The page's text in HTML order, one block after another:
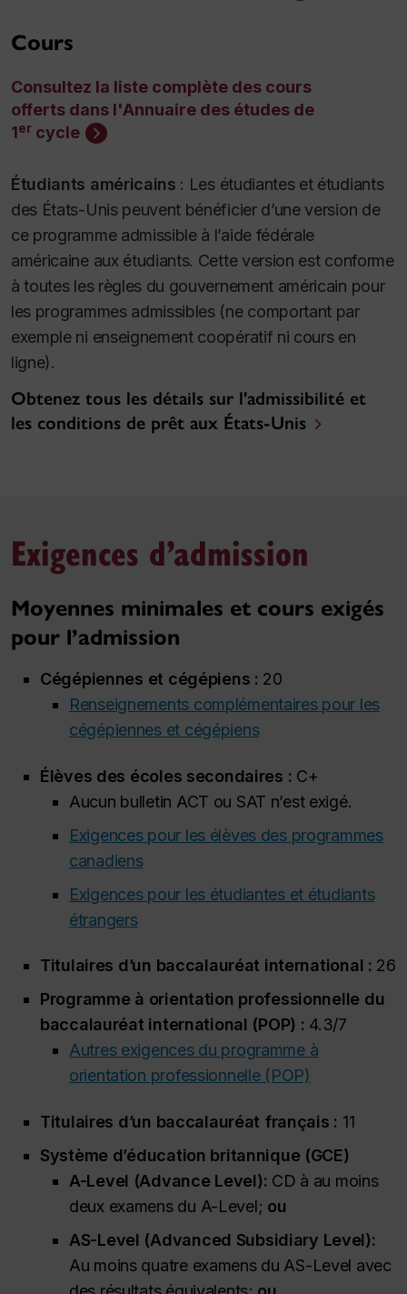
Cours
Consultez la liste complète des cours
offerts dans l'Annuaire des études de
1er cycle
Étudiants américains : Les étudiantes et étudiants
des États-Unis peuvent bénéficier d’une version de
ce programme admissible à l’aide fédérale
américaine aux étudiants. Cette version est conforme
à toutes les règles du gouvernement américain pour
les programmes admissibles (ne comportant par
exemple ni enseignement coopératif ni cours en
ligne).
Obtenez tous les détails sur l'admissibilité et
les conditions de prêt aux États-Unis
Exigences d’admission
Moyennes minimales et cours exigés
pour l’admission
Cégépiennes et cégépiens : 20
Renseignements complémentaires pour les
cégépiennes et cégépiens
Élèves des écoles secondaires : C+
Aucun bulletin ACT ou SAT n’est exigé.
Exigences pour les élèves des programmes
canadiens
Exigences pour les étudiantes et étudiants
étrangers
Titulaires d’un baccalauréat international : 26
Programme à orientation professionnelle du
baccalauréat international (POP) : 4.3/7
Autres exigences du programme à
orientation professionnelle (POP)
Titulaires d’un baccalauréat français : 11
Système d’éducation britannique (GCE)
A-Level (Advance Level): CD à au moins
deux examens du A-Level; ou
AS-Level (Advanced Subsidiary Level):
Au moins quatre examens du AS-Level avec